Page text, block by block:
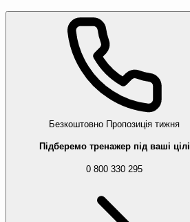
Безкоштовно Пропозиція тижня
Підберемо тренажер під ваші цілі
0 800 330 295